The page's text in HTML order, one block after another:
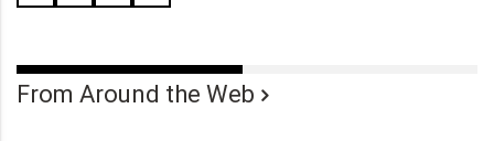
From Around the Web